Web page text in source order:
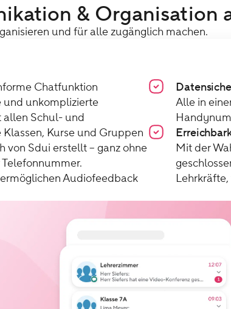
& Organisation
und für alle zugänglich machen.
Chatfunktion
und unkomplizierte
allen Schul- und
Kurse und Gruppen
von Sdui erstellt – ganz ohne
Audiofeedback
Alle in
Mit der